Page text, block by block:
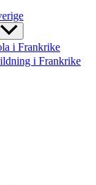
i Frankrike
i Frankrike